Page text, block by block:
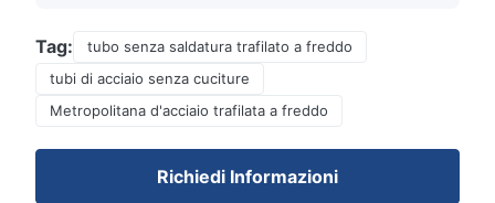
Tag:
tubo senza saldatura trafilato a freddo
tubi di acciaio senza cuciture
Metropolitana d'acciaio trafilata a freddo
Richiedi Informazioni